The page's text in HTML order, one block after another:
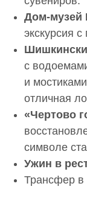
Дом-музей
экскурсия с
с
и
отличная
«Чертово
символе
Ужин в
Трансфер в